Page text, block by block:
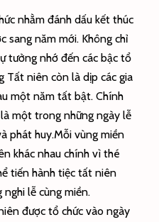
nhằm đánh dấu kết thúc
sang năm mới. Không chỉ
tưởng nhớ đến các bậc tổ
Tất niên còn là dịp các gia
một năm tất bật. Chính
một trong những ngày lễ
phát huy.Mỗi vùng miền
khác nhau chính vì thé
tiến hành tiệc tất niên
lễ cùng miền.
được tổ chức vào ngày